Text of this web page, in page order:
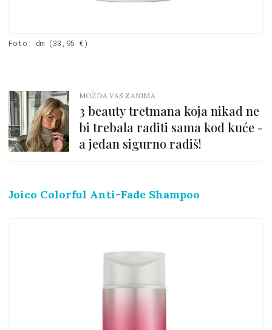
Foto: dm (33,95 €)
MOŽDA VAS ZANIMA
3 beauty tretmana koja nikad ne
bi trebala raditi sama kod kuće -
a jedan sigurno radiš!
Joico Colorful Anti-Fade Shampoo